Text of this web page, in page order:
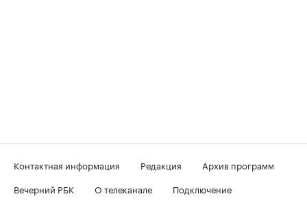
Контактная информация Редакция
Архив программ
Вечерний РБК
О телеканале
Подключение